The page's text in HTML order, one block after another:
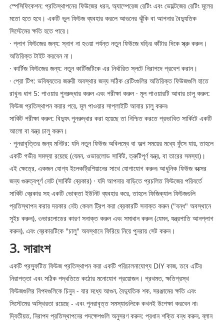
স্পেসিফিকেশন: প্রতিস্থাপনের ফিউজের ধরন, অ্যাম্পেরেজ রেটিং এবং ভোল্টেজের রেটিং মূলের
মতো হতে হবে। একটি ভুল ফিউজ ব্যবহার করলে আগুনের ঝুঁকি বা আপনার বৈদ্যুতিক
সিস্টেমের ক্ষতি হতে পারে।
· প্লাগ ফিউজের জন্য: স্নাগ না হওয়া পর্যন্ত নতুন ফিউজে ঘড়ির কাঁটার দিকে স্ক্রু করুন।
অতিরিক্ত টাইট করবেন না।
· কার্টিজ ফিউজের জন্য: নতুন কার্টিজটিকে এর নির্ধারিত স্লটে নিরাপদে প্রবেশ করান।
· প্রো টিপ: ভবিষ্যতের জরুরী অবস্থার জন্য সঠিক রেটিংগুলির অতিরিক্ত ফিউজগুলি হাতে
রাখুন৷ ধাপ 5: পাওয়ার পুনরুদ্ধার করুন এবং পরীক্ষা করুন · মূল পাওয়ারটি আবার চালু করুন:
ফিউজ প্রতিস্থাপন করার পরে, মূল পাওয়ার সাপ্লাইটি আবার চালু করুন৷
সার্কিট পরীক্ষা করুন: বিদ্যুৎ পুনরুদ্ধার করা হয়েছে তা নিশ্চিত করতে প্রভাবিত সার্কিটে একটি
আলো বা যন্ত্র চালু করুন।
· পুনরাবৃত্তির জন্য মনিটর: যদি নতুন ফিউজ অবিলম্বে বা অল্প সময়ের মধ্যে ফুঁসে যায়, তাহলে
একটি গভীর সমস্যা রয়েছে (যেমন, ওভারলোড সার্কিট, ত্রুটিপূর্ণ যন্ত্র, বা তারের সমস্যা)।
এই ক্ষেত্রে, একজন যোগ্য ইলেকট্রিশিয়ানের সাথে যোগাযোগ করুন৷ আধুনিক ফিউজ বক্সের
জন্য গুরুত্বপূর্ণ নোট (সার্কিট ব্রেকার) · যদি আপনার বাড়িতে প্রচলিত ফিউজের পরিবর্তে
সার্কিট ব্রেকার সহ একটি ভোক্তা ইউনিট ব্যবহার করে, তাহলে ফিজিক্যাল ফিউজগুলি
প্রতিস্থাপন করার দরকার নেই৷ কেবল ট্রিপ করা ব্রেকারটি সনাক্ত করুন ("বন্ধ" অবস্থানে
সুইচ করুন), ওভারলোডের কারণ সনাক্ত করুন এবং সমাধান করুন (যেমন, যন্ত্রপাতি আনপ্লাগ
করুন), এবং ব্রেকারটিকে "চালু" অবস্থানে ফিরিয়ে নিয়ে পুনরায় সেট করুন।
3. সারাংশ
একটি প্রস্ফুটিত ফিউজ প্রতিস্থাপন করা একটি পরিচালনাযোগ্য DIY কাজ, তবে এটির
নিরাপত্তা এবং সঠিক পদ্ধতিতে কঠোর মনোযোগ প্রয়োজন। প্রথমত, ক্ষতিগ্রস্থ
ফিউজগুলির বিপদগুলিকে চিনুন - যার মধ্যে আগুন, বৈদ্যুতিক শক, সরঞ্জামের ক্ষতি এবং
সিস্টেমের অস্থিরতা রয়েছে - এবং পুনরাবৃত্ত সমস্যাগুলিকে কখনই উপেক্ষা করবেন না৷
দ্বিতীয়ত, নিরাপদ প্রতিস্থাপনের পদক্ষেপগুলি অনুসরণ করুন: প্রধান শক্তি বন্ধ করুন, ব্লান